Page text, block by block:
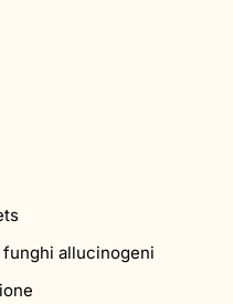
allucinogeni